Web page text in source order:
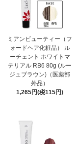
ミアンビューティー（フ
ォードヘア化粧品） ル
ーチェント ホワイトマ
テリアル RB6 80g (ルー
ジュブラウン)（医薬部
外品）
1,265円(税115円)